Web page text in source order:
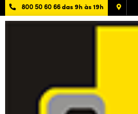
800 50 60 66 das 9h às 19h